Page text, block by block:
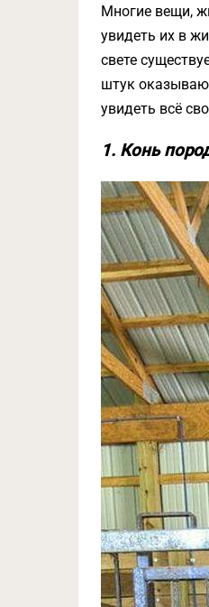
Многие вещи,
увидеть их в
свете
штук
увидеть всё
1. Конь